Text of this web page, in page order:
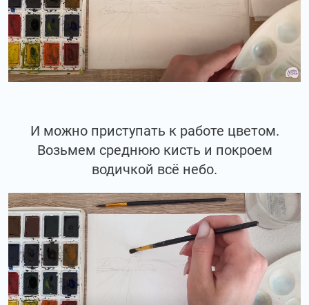
И можно приступать к работе цветом.
Возьмем среднюю кисть и покроем
водичкой всё небо.